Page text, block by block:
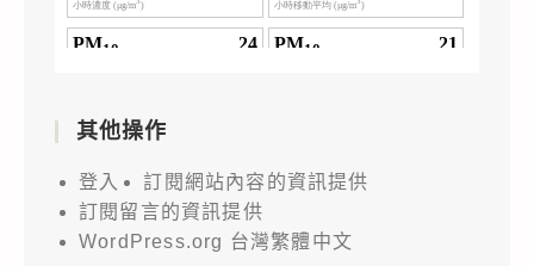
其他操作
登入
訂閱網站內容的資訊提供
訂閱留言的資訊提供
WordPress.org 台灣繁體中文